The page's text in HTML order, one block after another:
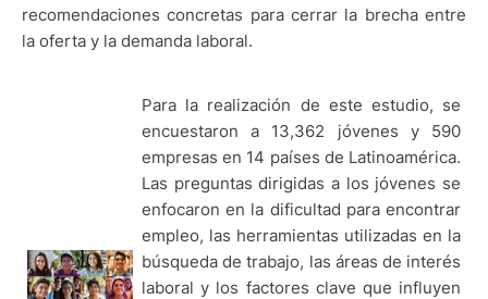
recomendaciones concretas para cerrar la brecha entre
la oferta y la demanda laboral.
Para la realización de este estudio, se
encuestaron a 13,362 jóvenes y 590
empresas en 14 países de Latinoamérica.
Las preguntas dirigidas a los jóvenes se
enfocaron en la dificultad para encontrar
empleo, las herramientas utilizadas en la
búsqueda de trabajo, las áreas de interés
laboral y los factores clave que influyen